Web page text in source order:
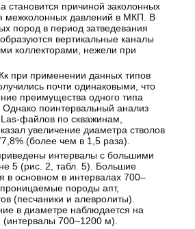
становится причиной заколонных
межколонных давлений в МКП. В
пород в период затведевания
вертикальные каналы
коллекторами, нежели при
при применении данных типов
почти одинаковыми, что
преимущества одного типа
Однако поинтервальный анализ
файлов по скважинам,
увеличение диаметра стволов
(более чем в 1,5 раза).
интервалы с большими
5 (рис. 2, табл. 5). Большие
в основном в интервалах 700–
породы апт,
(песчаники и алевролиты).
в диаметре наблюдается на
(интервалы 700–1200 м).